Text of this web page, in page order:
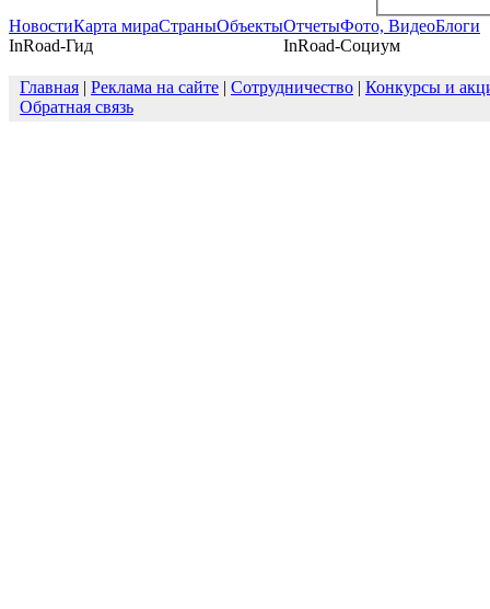
НовостиКарта мираСтраныОбъектыОтчетыФото, ВидеоБлоги
InRoad-Гид
InRoad-Социум
Главная | Реклама на сайте | Сотрудничество | Конкурсы и
Обратная связь